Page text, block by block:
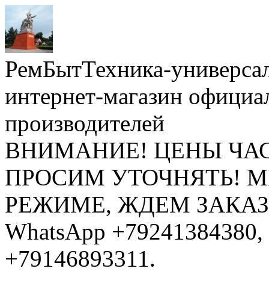
РемБытТехника-
интернет-магазин
производителей
ВНИМАНИЕ! ЦЕНЫ
ПРОСИМ УТОЧНЯТЬ!
РЕЖИМЕ, ЖДЕМ ЗАКАЗЫ:
WhatsApp
+79146893311.